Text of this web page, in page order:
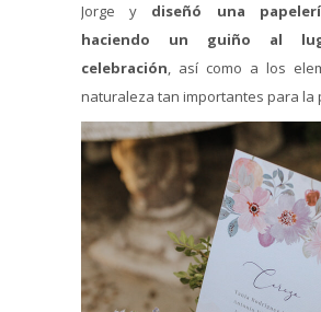
Jorge y diseñó una
haciendo un guiño al
celebración, así como a los
naturaleza tan importantes para la